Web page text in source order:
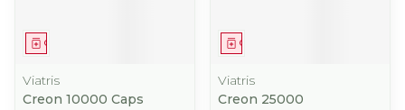
Geneesmiddel
Viatris
Creon 10000 Caps
Geneesmiddel
Viatris
Creon 25000